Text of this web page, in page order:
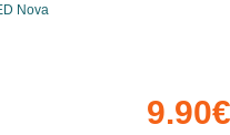
Nova